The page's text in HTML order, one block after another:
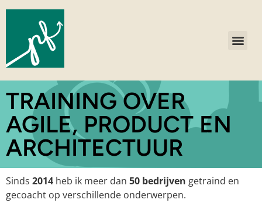
TRAINING OVER
AGILE, PRODUCT EN
ARCHITECTUUR
Sinds 2014 heb ik meer dan 50 bedrijven getraind en
gecoacht op verschillende onderwerpen.